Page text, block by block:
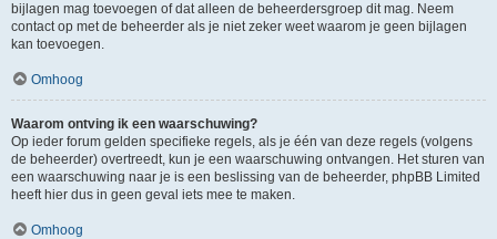
bijlagen mag toevoegen of dat alleen de beheerdersgroep dit mag. Neem
contact op met de beheerder als je niet zeker weet waarom je geen bijlagen
kan toevoegen.
Omhoog
Waarom ontving ik een waarschuwing?
Op ieder forum gelden specifieke regels, als je één van deze regels (volgens
de beheerder) overtreedt, kun je een waarschuwing ontvangen. Het sturen van
een waarschuwing naar je is een beslissing van de beheerder, phpBB Limited
heeft hier dus in geen geval iets mee te maken.
Omhoog